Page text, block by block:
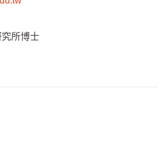
所博士